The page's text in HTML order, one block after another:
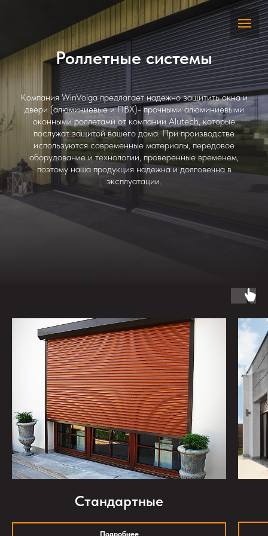
Роллетные системы
Компания WinVolga предлагает надежно защитить окна и
двери (алюминиевые и ПВХ)- прочными алюминиевыми
оконными роллетами от компании Alutech, которые
послужат защитой вашего дома. При производстве
используются современные материалы, передовое
оборудование и технологии, проверенные временем,
поэтому наша продукция надежна и долговечна в
эксплуатации.
Стандартные
Подробнее